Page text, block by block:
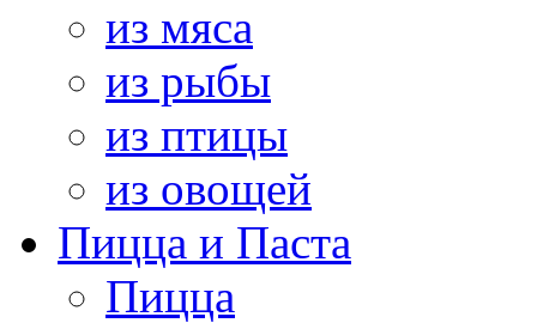
из мяса
из рыбы
из птицы
из овощей
Пицца и Паста
Пицца